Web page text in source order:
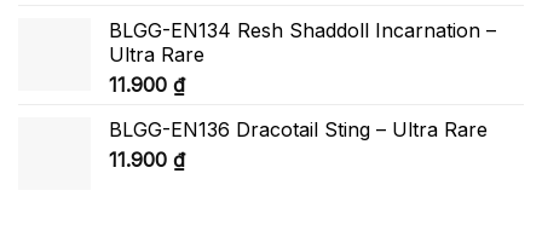
BLGG-EN134 Resh Shaddoll Incarnation –
Ultra Rare
11.900 ₫
BLGG-EN136 Dracotail Sting – Ultra Rare
11.900 ₫